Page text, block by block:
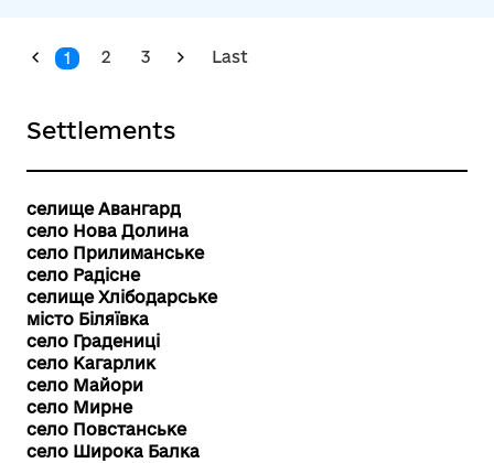
1 2 3 Last
Settlements
селище Авангард
село Нова Долина
село Прилиманське
село Радісне
селище Хлібодарське
місто Біляївка
село Градениці
село Кагарлик
село Майори
село Мирне
село Повстанське
село Широка Балка